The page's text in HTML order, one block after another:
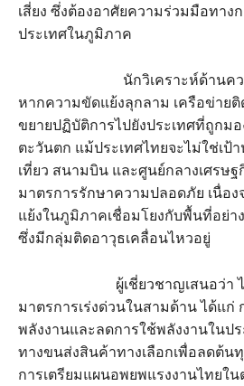
เสี่ยง ซึ่งต้องอาศัยความร่วมมือทาง
ประเทศในภูมิภาค
นักวิเคราะห์ด้านความมั่
หากความขัดแย้งลุกลาม เครือข่าย
ขยายปฏิบัติการไปยังประเทศที่ถูกม
ตะวันตก แม้ประเทศไทยจะไม่ใช่เป้
เที่ยว สนามบิน และศูนย์กลางเศรษฐ
มาตรการรักษาความปลอดภัย เนื่อ
แย้งในภูมิภาคเชื่อมโยงกับพื้นที่อย่า
ซึ่งมีกลุ่มติดอาวุธเคลื่อนไหวอยู่
ผู้เชี่ยวชาญเสนอว่า ไทย
มาตรการเร่งด่วนในสามด้าน ได้แก่
พลังงานและลดการใช้พลังงานในป
ทางขนส่งสินค้าทางเลือกเพื่อลดต้น
การเตรียมแผนอพยพแรงงานไทยใ